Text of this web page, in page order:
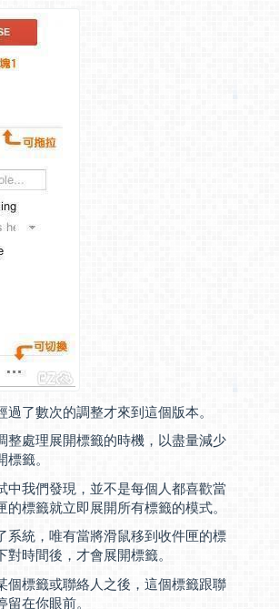
過了數次的調整才來到這個版本。
整處理展開標籤的時機，以盡量減少
籤。
中我們發現，並不是每個人都喜歡當
的標籤就立即展開所有標籤的模式。
系統，唯有當將滑鼠移到收件匣的標
時間後，才會展開標籤。
個標籤或聯絡人之後，這個標籤跟聯
在你眼前。